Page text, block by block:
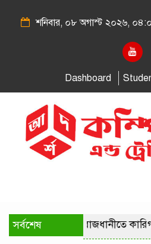
শনিবার, ০৮ অগাস্ট ২০২৬,
Dashboard
সর্বশেষ রাজধানীতে